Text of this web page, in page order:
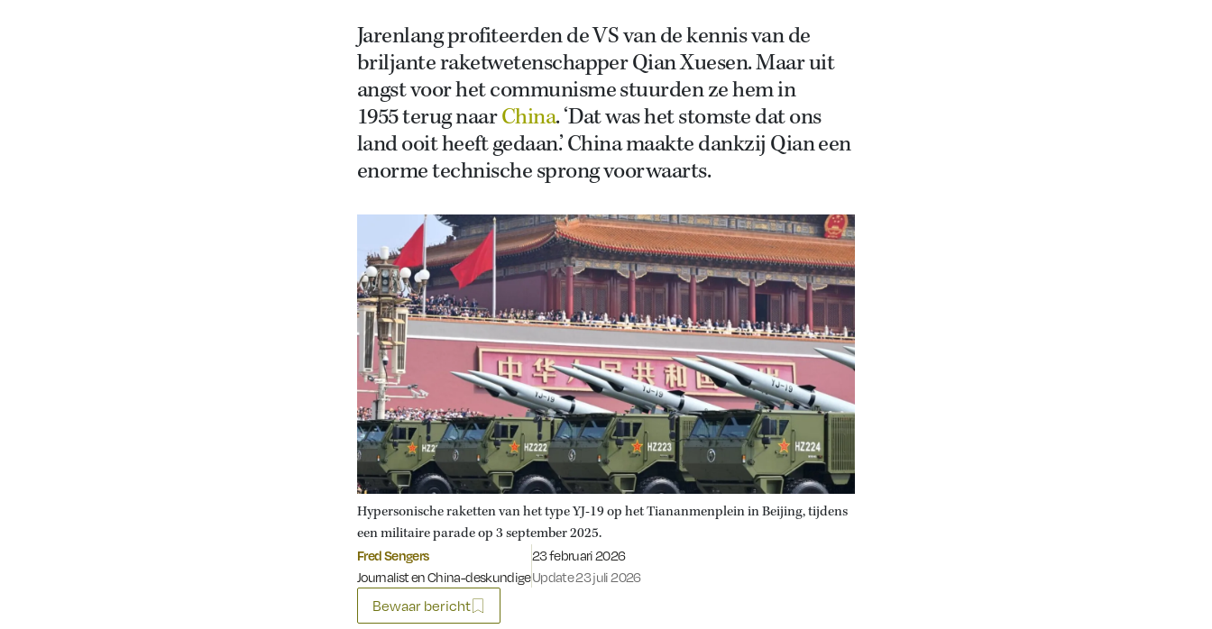
Jarenlang profiteerden de VS van de kennis van de
briljante raketwetenschapper Qian Xuesen. Maar uit
angst voor het communisme stuurden ze hem in
1955 terug naarChina. ‘Dat was het stomste dat ons
land ooit heeft gedaan.’ China maakte dankzij Qian een
enorme technische sprong voorwaarts.
Hypersonische raketten van het type YJ-19 op het Tiananmenplein in Beijing, tijdens
een militaire parade op 3 september 2025.
Fred Sengers
Journalist en China-deskundige
Gepubliceerd op:
23 februari 2026
Update 23 juli 2026
Bewaar bericht